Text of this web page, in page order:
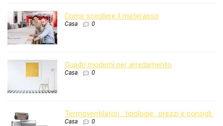
Come scegliere il materasso
Casa 0
Quadri moderni per arredamento
Casa 0
Termoventilatori : tipologie , prezzi e consigli.
Casa 0